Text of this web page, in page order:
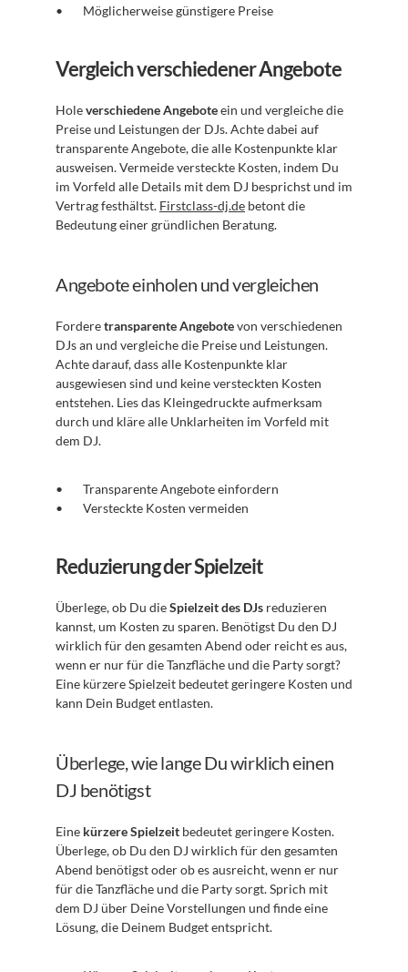
Möglicherweise günstigere Preise
Vergleich verschiedener Angebote
Hole verschiedene Angebote ein und vergleiche die
Preise und Leistungen der DJs. Achte dabei auf
transparente Angebote, die alle Kostenpunkte klar
ausweisen. Vermeide versteckte Kosten, indem Du
im Vorfeld alle Details mit dem DJ besprichst und im
Vertrag festhältst. Firstclass-dj.de betont die
Bedeutung einer gründlichen Beratung.
Angebote einholen und vergleichen
Fordere transparente Angebote von verschiedenen
DJs an und vergleiche die Preise und Leistungen.
Achte darauf, dass alle Kostenpunkte klar
ausgewiesen sind und keine versteckten Kosten
entstehen. Lies das Kleingedruckte aufmerksam
durch und kläre alle Unklarheiten im Vorfeld mit
dem DJ.
Transparente Angebote einfordern
Versteckte Kosten vermeiden
Reduzierung der Spielzeit
Überlege, ob Du die Spielzeit des DJs reduzieren
kannst, um Kosten zu sparen. Benötigst Du den DJ
wirklich für den gesamten Abend oder reicht es aus,
wenn er nur für die Tanzfläche und die Party sorgt?
Eine kürzere Spielzeit bedeutet geringere Kosten und
kann Dein Budget entlasten.
Überlege, wie lange Du wirklich einen
DJ benötigst
Eine kürzere Spielzeit bedeutet geringere Kosten.
Überlege, ob Du den DJ wirklich für den gesamten
Abend benötigst oder ob es ausreicht, wenn er nur
für die Tanzfläche und die Party sorgt. Sprich mit
dem DJ über Deine Vorstellungen und finde eine
Lösung, die Deinem Budget entspricht.